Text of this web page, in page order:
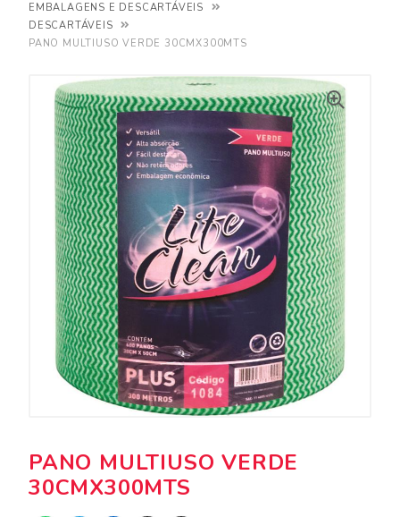
EMBALAGENS E DESCARTÁVEIS
DESCARTÁVEIS
PANO MULTIUSO VERDE 30CMX300MTS
PANO MULTIUSO VERDE
30CMX300MTS